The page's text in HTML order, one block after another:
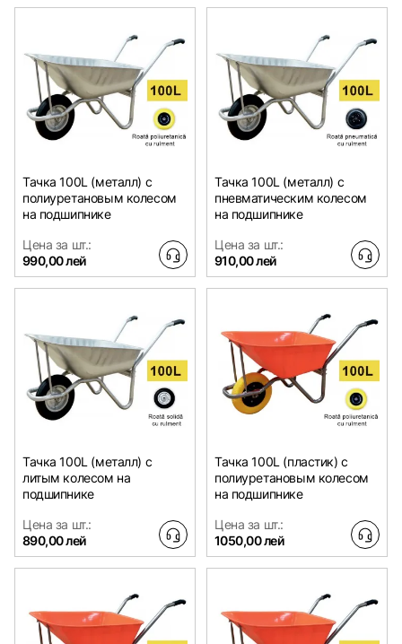
Тачка 100L (металл) с
полиуретановым колесом
на подшипнике
Цена за шт.:
990,00 лей
Тачка 100L (металл) с
пневматическим колесом
на подшипнике
Цена за шт.:
910,00 лей
Тачка 100L (металл) с
литым колесом на
подшипнике
Цена за шт.:
890,00 лей
Тачка 100L (пластик) с
полиуретановым колесом
на подшипнике
Цена за шт.:
1050,00 лей